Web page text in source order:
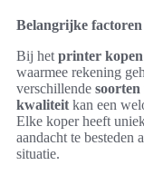
Belangrijke
Bij het printer kopen
waarmee rekening
verschillende
kwaliteit kan een
Elke koper heeft
aandacht te besteden
situatie.